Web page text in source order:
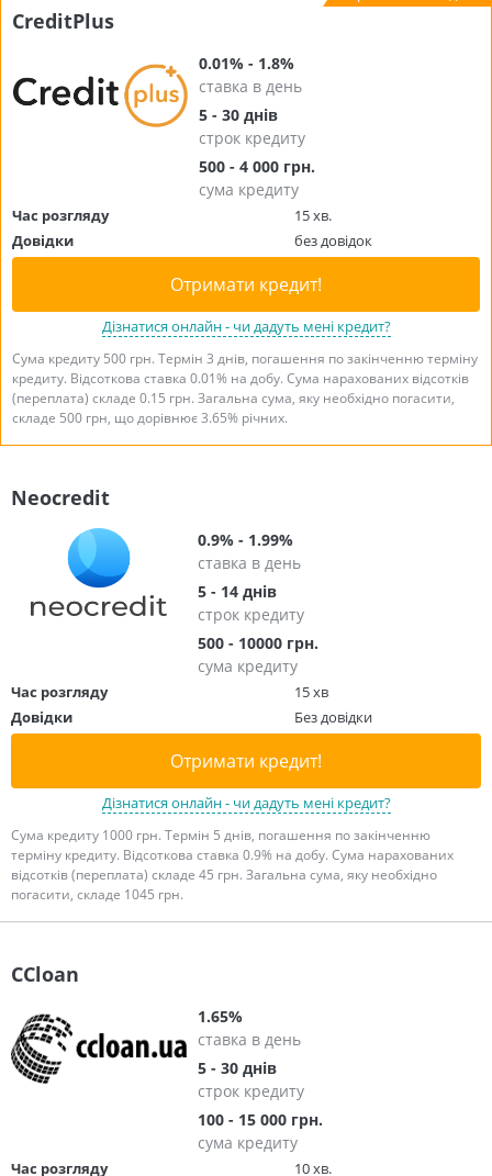
CreditPlus
0.01% - 1.8%
ставка в день
5 - 30 днів
строк кредиту
500 - 4 000 грн.
сума кредиту
Час розгляду
15 хв.
Довідки
без довідок
Отримати кредит!
Дізнатися онлайн - чи дадуть мені кредит?
Сума кредиту 500 грн. Термін 3 днів, погашення по закінченню терміну
кредиту. Відсоткова ставка 0.01% на добу. Сума нарахованих відсотків
(переплата) складе 0.15 грн. Загальна сума, яку необхідно погасити,
складе 500 грн, що дорівнює 3.65% річних.
Neocredit
0.9% - 1.99%
ставка в день
5 - 14 днів
строк кредиту
500 - 10000 грн.
сума кредиту
Час розгляду
15 хв
Довідки
Без довідки
Отримати кредит!
Дізнатися онлайн - чи дадуть мені кредит?
Сума кредиту 1000 грн. Термін 5 днів, погашення по закінченню
терміну кредиту. Відсоткова ставка 0.9% на добу. Сума нарахованих
відсотків (переплата) складе 45 грн. Загальна сума, яку необхідно
погасити, складе 1045 грн.
CCloan
1.65%
ставка в день
5 - 30 днів
строк кредиту
100 - 15 000 грн.
сума кредиту
Час розгляду 10 хв.